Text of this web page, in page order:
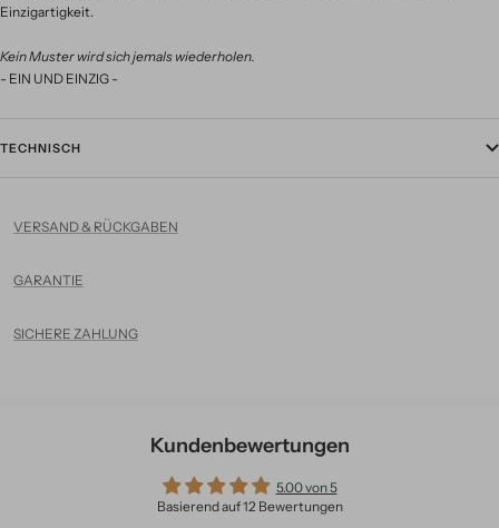
Einzigartigkeit.
Kein Muster wird sich jemals wiederholen.
- EIN UND EINZIG -
TECHNISCH
VERSAND & RÜCKGABEN
GARANTIE
SICHERE ZAHLUNG
Kundenbewertungen
5.00 von 5
Basierend auf 12 Bewertungen